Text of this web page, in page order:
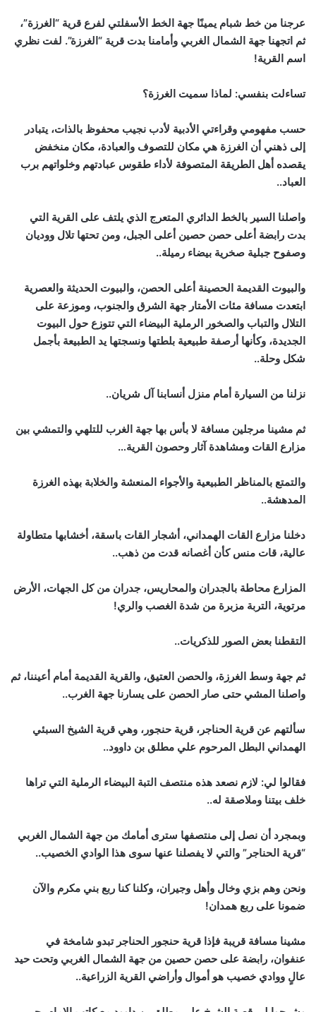
عرجنا من خط شبام يمينًا جهة الخط الأسفلتي لفرع قرية “الغرزة”،
ثم اتجهنا جهة الشمال الغربي وأمامنا بدت قرية “الغرزة”. لفت نظري
اسم القرية!
تساءلت بنفسي: لماذا سميت الغرزة؟
حسب مفهومي وقراءتي الأدبية لأدب نجيب محفوظ بالذات، يتبادر
إلى ذهني أن الغرزة هي مكان للتصوف والعبادة، مكان منخفض
يقصده أهل الطريقة المتصوفة لأداء طقوس عبادتهم وخلواتهم برب
العباد..
واصلنا السير بالخط الدائري المتعرج الذي يلتف على القرية التي
بدت رابضة أعلى حصن حصين أعلى الجبل، ومن تحتها تلال ووديان
وصفوح جبلية صخرية بيضاء رميلة..
والبيوت القديمة الحصينة أعلى الحصن، والبيوت الحديثة والعصرية
ابتعدت مسافة مئات الأمتار جهة الشرق والجنوب، وموزعة على
التلال والتباب والصخور الرملية البيضاء التي تتوزع حول البيوت
الجديدة، وكأنها أرصفة طبيعية بلطتها ونسجتها يد الطبيعة بأجمل
شكل وحلة..
نزلنا من السيارة أمام منزل أنسابنا آل شريان..
ثم مشينا مرجلين مسافة لا بأس بها جهة الغرب للتلهي والتمشي بين
مزارع القات ومشاهدة آثار وحصون القرية…
والتمتع بالمناظر الطبيعية والأجواء المنعشة والخلابة بهذه الغرزة
المدهشة..
دخلنا مزارع القات الهمداني، أشجار القات باسقة، أخشابها متطاولة
عالية، قات منس كأن أغصانه قدت من ذهب..
المزارع محاطة بالجدران والمحاريس، جدران من كل الجهات، الأرض
مرتوية، التربة مزبرة من شدة الغصب والري!
التقطنا بعض الصور للذكريات..
ثم جهة وسط الغرزة، والحصن العتيق، والقرية القديمة أمام أعيننا، ثم
واصلنا المشي حتى صار الحصن على يسارنا جهة الغرب..
سألتهم عن قرية الحناجر، قرية حنجور، وهي قرية الشيخ السبئي
الهمداني البطل المرحوم علي مطلق بن داوود..
فقالوا لي: لازم نصعد هذه منتصف التبة البيضاء الرملية التي تراها
خلف بيتنا وملاصقة له..
وبمجرد أن نصل إلى منتصفها سترى أمامك من جهة الشمال الغربي
“قرية الحناجر” والتي لا يفصلنا عنها سوى هذا الوادي الخصيب..
ونحن وهم بزي وخال وأهل وجيران، وكلنا كنا ربع بني مكرم والآن
ضمونا على ربع همدان!
مشينا مسافة قريبة فإذا قرية حنجور الحناجر تبدو شامخة في
عنفوان، رابضة على حصن حصين من جهة الشمال الغربي وتحت حيد
عالٍ ووادي خصيب هو أموال وأراضي القرية الزراعية..